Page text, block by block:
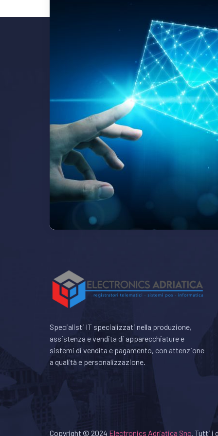
Specialisti IT specializzati nella produzione,
assistenza e vendita di apparecchiature e
sistemi di vendita e pagamento, con attenzione
a qualità e personalizzazione.
Copyright © 2024 Electronics Adriatica Snc . Tutti i